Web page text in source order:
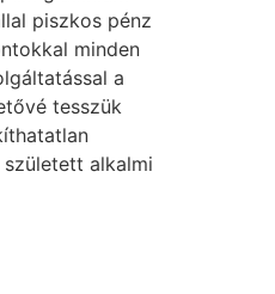
piszkos pénz
minden
a
tesszük
alkalmi